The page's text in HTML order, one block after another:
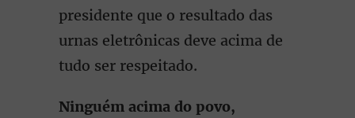
presidente que o resultado das
urnas eletrônicas deve acima de
tudo ser respeitado.
Ninguém acima do povo,